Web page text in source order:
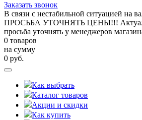
Заказать звонок
В связи с нестабильной ситуацией на
ПРОСЬБА УТОЧНЯТЬ ЦЕНЫ!!!
просьба уточнять у менеджеров
0 товаров
на сумму
0 руб.
Как выбрать
Каталог товаров
Акции и скидки
Как купить